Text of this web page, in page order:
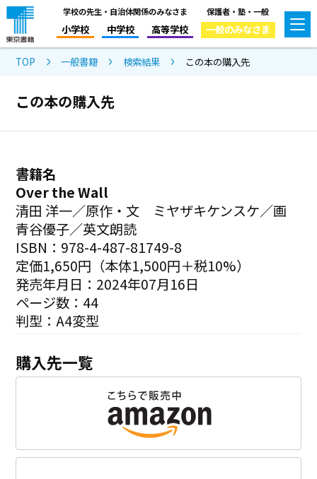
学校の先生・自治体関係のみなさま
小学校 中学校 高等学校
保護者・塾・一般
一般のみなさま
TOP 一般書籍 検索結果 この本の購入先
この本の購入先
書籍名
Over the Wall
清田 洋一／原作・文 ミヤザキケンスケ／画
青谷優子／英文朗読
ISBN：978-4-487-81749-8
定価1,650円（本体1,500円＋税10%）
発売年月日：2024年07月16日
ページ数：44
判型：A4変型
購入先一覧